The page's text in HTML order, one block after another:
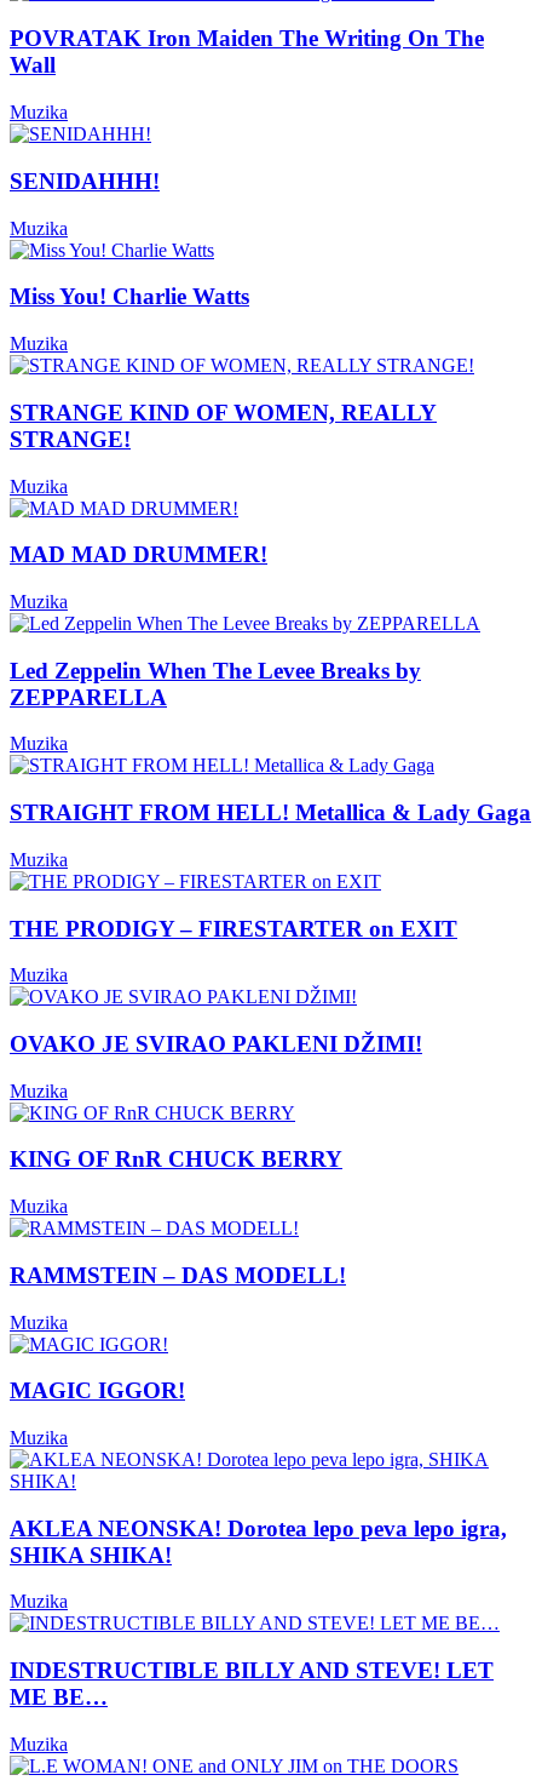
POVRATAK Iron Maiden The Writing On The
Wall
Muzika
SENIDAHHH!
Muzika
Miss You! Charlie Watts
Muzika
STRANGE KIND OF WOMEN, REALLY
STRANGE!
Muzika
MAD MAD DRUMMER!
Muzika
Led Zeppelin When The Levee Breaks by
ZEPPARELLA
Muzika
STRAIGHT FROM HELL! Metallica & Lady Gaga
Muzika
THE PRODIGY – FIRESTARTER on EXIT
Muzika
OVAKO JE SVIRAO PAKLENI DŽIMI!
Muzika
KING OF RnR CHUCK BERRY
Muzika
RAMMSTEIN – DAS MODELL!
Muzika
MAGIC IGGOR!
Muzika
AKLEA NEONSKA! Dorotea lepo peva lepo igra,
SHIKA SHIKA!
Muzika
INDESTRUCTIBLE BILLY AND STEVE! LET
ME BE…
Muzika